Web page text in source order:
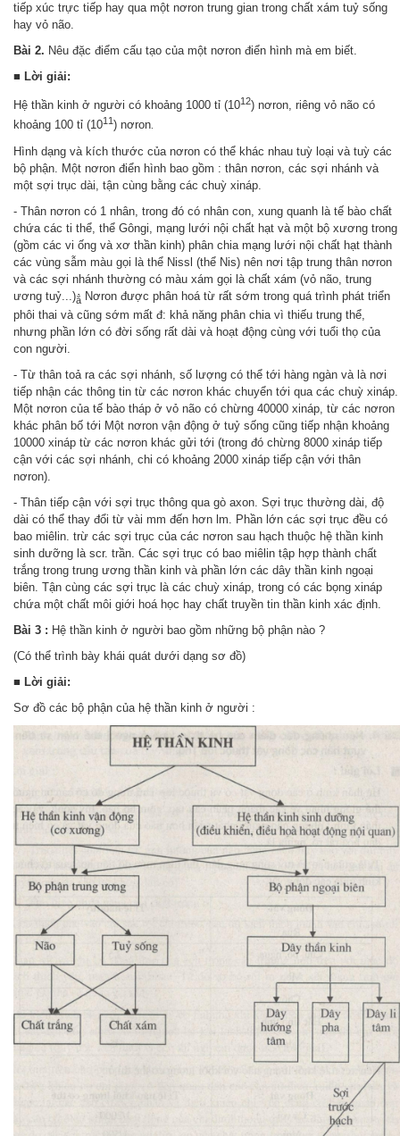
tiếp xúc trực tiếp hay qua một nơron trung gian trong chất xám tuỷ sống
hay vỏ não.
Bài 2. Nêu đặc điểm cấu tạo của một nơron điển hình mà em biết.
■ Lời giải:
Hệ thần kinh ở người có khoảng 1000 tỉ (1012) nơron, riêng vỏ não có
khoảng 100 tỉ (101 1 ) nơron.
Hình dạng và kích thước của nơron có thể khác nhau tuỳ loại và tuỳ các
bộ phận. Một nơron điển hình bao gồm : thân nơron, các sợi nhánh và
một sợi trục dài, tận cùng bằng các chuỳ xináp.
- Thân nơron có 1 nhân, trong đó có nhân con, xung quanh là tế bào chất
chứa các ti thể, thể Gôngi, mạng lưới nội chất hạt và một bộ xương trong
(gồm các vi ống và xơ thần kinh) phân chia mạng lưới nội chất hạt thành
các vùng sẫm màu gọi là thể Nissl (thể Nis) nên nơi tập trung thân nơron
và các sợi nhánh thường có màu xám gọi là chất xám (vỏ não, trung
ương tuỷ...)ẳ Nơron được phân hoá từ rất sớm trong quá trình phát triển
phôi thai và cũng sớm mất đ: khả năng phân chia vì thiếu trung thể,
nhưng phần lớn có đời sống rất dài và hoạt động cùng với tuổi thọ của
con người.
- Từ thân toả ra các sợi nhánh, số lượng có thể tới hàng ngàn và là nơi
tiếp nhận các thông tin từ các nơron khác chuyển tới qua các chuỳ xináp.
Một nơron của tế bào tháp ở vỏ não có chừng 40000 xináp, từ các nơron
khác phân bố tới Một nơron vận động ở tuỷ sống cũng tiếp nhận khoảng
10000 xináp từ các nơron khác gửi tới (trong đó chừng 8000 xináp tiếp
cận với các sợi nhánh, chi có khoảng 2000 xináp tiếp cận với thân
nơron).
- Thân tiếp cận với sợi trục thông qua gò axon. Sợi trục thường dài, độ
dài có thể thay đổi từ vài mm đến hơn lm. Phần lớn các sợi trục đều có
bao miêlin. trừ các sợi trục của các nơron sau hạch thuộc hệ thần kinh
sinh dưỡng là scr. trần. Các sợi trục có bao miêlin tập hợp thành chất
trắng trong trung ương thần kinh và phần lớn các dây thần kinh ngoại
biên. Tận cùng các sợi trục là các chuỳ xináp, trong có các bọng xináp
chứa một chất môi giới hoá học hay chất truyền tin thần kinh xác định.
Bài 3 : Hệ thần kinh ở người bao gồm những bộ phận nào ?
(Có thể trình bày khái quát dưới dạng sơ đồ)
■ Lời giải:
Sơ đồ các bộ phận của hệ thần kinh ở người :